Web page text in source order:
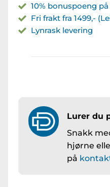
10% bonuspoeng
Fri frakt fra 1499,-
Lynrask levering
Lurer du
Snakk
hjørne
på